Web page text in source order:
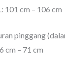
101 cm – 106 cm
pinggang
cm – 71 cm